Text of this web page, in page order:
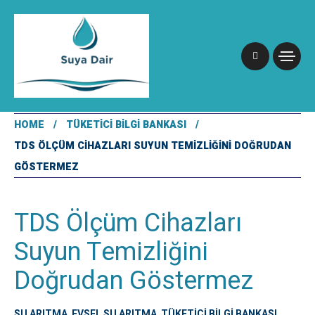
HOME
TÜKETICI BILGI BANKASI
TDS ÖLÇÜM CIHAZLARI SUYUN TEMIZLIĞINI DOĞRUDAN
GÖSTERMEZ
TDS Ölçüm Cihazları
Suyun Temizliğini
Doğrudan Göstermez